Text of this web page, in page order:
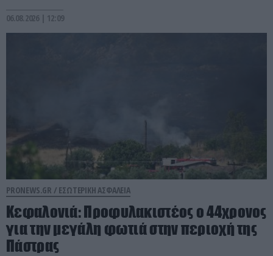
06.08.2026 | 12:09
PRONEWS.GR / ΕΣΩΤΕΡΙΚΗ ΑΣΦΑΛΕΙΑ
Κεφαλονιά: Προφυλακιστέος ο 44χρονος
για την μεγάλη φωτιά στην περιοχή της
Πάστρας